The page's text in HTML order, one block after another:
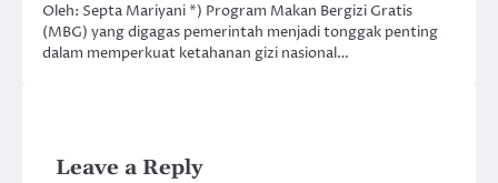
Oleh: Septa Mariyani *) Program Makan Bergizi Gratis
(MBG) yang digagas pemerintah menjadi tonggak penting
dalam memperkuat ketahanan gizi nasional…
Leave a Reply